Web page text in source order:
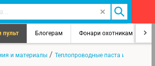
пульт Блогерам Фонари охотникам
и материалы / Теплопроводные паста и